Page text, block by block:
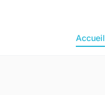
Accueil